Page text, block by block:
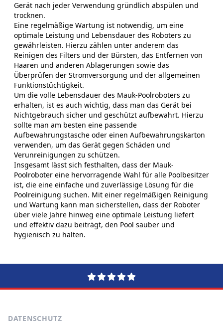
Gerät nach jeder Verwendung gründlich abspülen und
trocknen.
Eine regelmäßige Wartung ist notwendig, um eine
optimale Leistung und Lebensdauer des Roboters zu
gewährleisten. Hierzu zählen unter anderem das
Reinigen des Filters und der Bürsten, das Entfernen von
Haaren und anderen Ablagerungen sowie das
Überprüfen der Stromversorgung und der allgemeinen
Funktionstüchtigkeit.
Um die volle Lebensdauer des Mauk-Poolroboters zu
erhalten, ist es auch wichtig, dass man das Gerät bei
Nichtgebrauch sicher und geschützt aufbewahrt. Hierzu
sollte man am besten eine passende
Aufbewahrungstasche oder einen Aufbewahrungskarton
verwenden, um das Gerät gegen Schäden und
Verunreinigungen zu schützen.
Insgesamt lässt sich festhalten, dass der Mauk-
Poolroboter eine hervorragende Wahl für alle Poolbesitzer
ist, die eine einfache und zuverlässige Lösung für die
Poolreinigung suchen. Mit einer regelmäßigen Reinigung
und Wartung kann man sicherstellen, dass der Roboter
über viele Jahre hinweg eine optimale Leistung liefert
und effektiv dazu beiträgt, den Pool sauber und
hygienisch zu halten.
DATENSCHUTZ